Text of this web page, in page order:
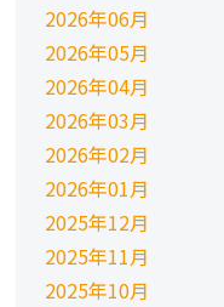
2026年06月
2026年05月
2026年04月
2026年03月
2026年02月
2026年01月
2025年12月
2025年11月
2025年10月